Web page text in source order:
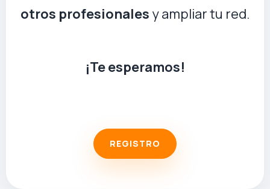
otros profesionales y ampliar tu red.
¡Te esperamos!
REGISTRO